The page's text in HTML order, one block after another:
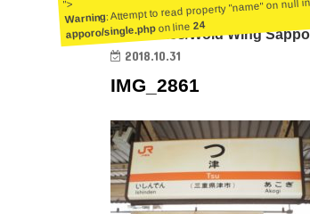
Warning: Undefined array key
ent/themes/Wold Wing
">
Warning: Attempt to read property "name" on null
apporo/single.phpon line24
2018.10.31
IMG_2861